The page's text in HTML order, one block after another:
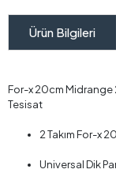
Ürün Bilgileri
For-x 20cm Midrange
Tesisat
2 Takım For-x
Universal Dik